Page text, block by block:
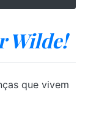
Wilde!
que vivem